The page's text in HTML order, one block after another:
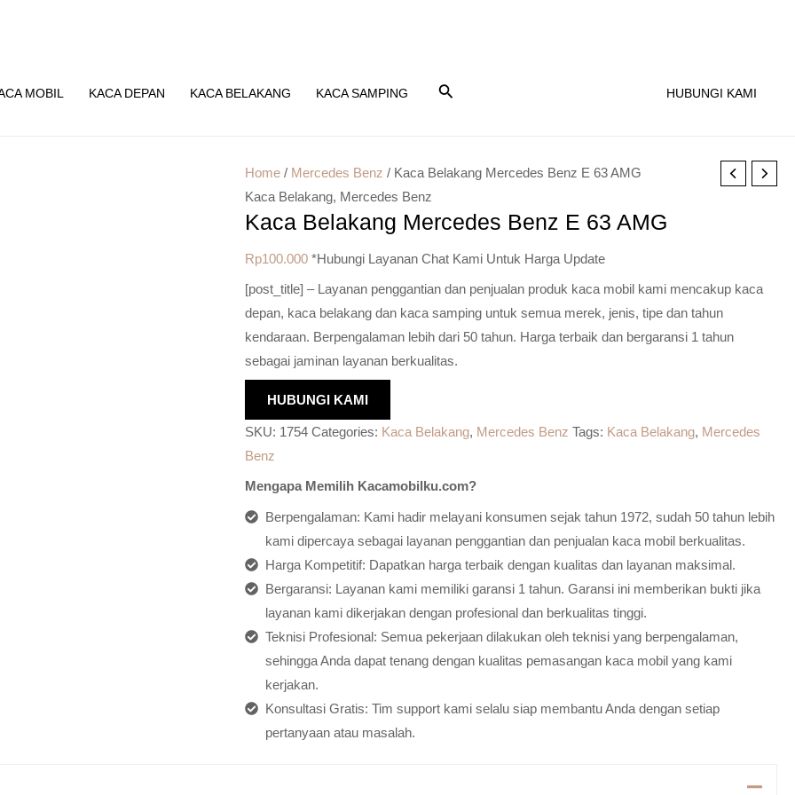
MOBIL KACA DEPAN KACA BELAKANG KACA SAMPING HUBUNGI KAMI
Home / Mercedes Benz / Kaca Belakang Mercedes Benz E 63 AMG
Kaca Belakang, Mercedes Benz
Kaca Belakang Mercedes Benz E 63 AMG
Rp100.000 *Hubungi Layanan Chat Kami Untuk Harga Update
[post_title] – Layanan penggantian dan penjualan produk kaca mobil kami mencakup kaca
depan, kaca belakang dan kaca samping untuk semua merek, jenis, tipe dan tahun
kendaraan. Berpengalaman lebih dari 50 tahun. Harga terbaik dan bergaransi 1 tahun
sebagai jaminan layanan berkualitas.
HUBUNGI KAMI
SKU: 1754 Categories: Kaca Belakang, Mercedes Benz Tags: Kaca Belakang, Mercedes
Benz
Mengapa Memilih Kacamobilku.com?
Berpengalaman: Kami hadir melayani konsumen sejak tahun 1972, sudah 50 tahun lebih
kami dipercaya sebagai layanan penggantian dan penjualan kaca mobil berkualitas.
Harga Kompetitif: Dapatkan harga terbaik dengan kualitas dan layanan maksimal.
Bergaransi: Layanan kami memiliki garansi 1 tahun. Garansi ini memberikan bukti jika
layanan kami dikerjakan dengan profesional dan berkualitas tinggi.
Teknisi Profesional: Semua pekerjaan dilakukan oleh teknisi yang berpengalaman,
sehingga Anda dapat tenang dengan kualitas pemasangan kaca mobil yang kami
kerjakan.
Konsultasi Gratis: Tim support kami selalu siap membantu Anda dengan setiap
pertanyaan atau masalah.